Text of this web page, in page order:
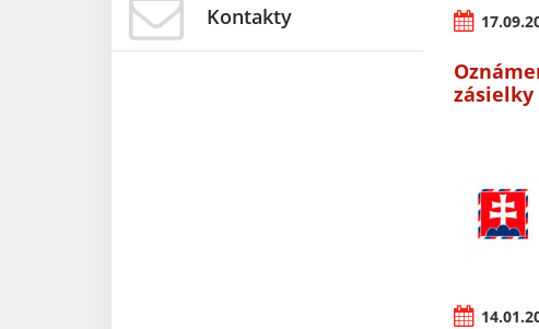
Kontakty
zásielky